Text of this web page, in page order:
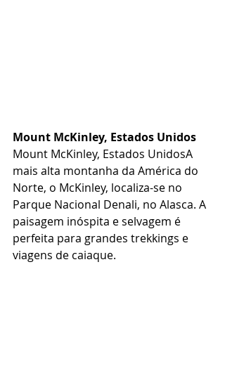
Mount McKinley, Estados Unidos
Mount McKinley, Estados UnidosA
mais alta montanha da América do
Norte, o McKinley, localiza-se no
Parque Nacional Denali, no Alasca. A
paisagem inóspita e selvagem é
perfeita para grandes trekkings e
viagens de caiaque.